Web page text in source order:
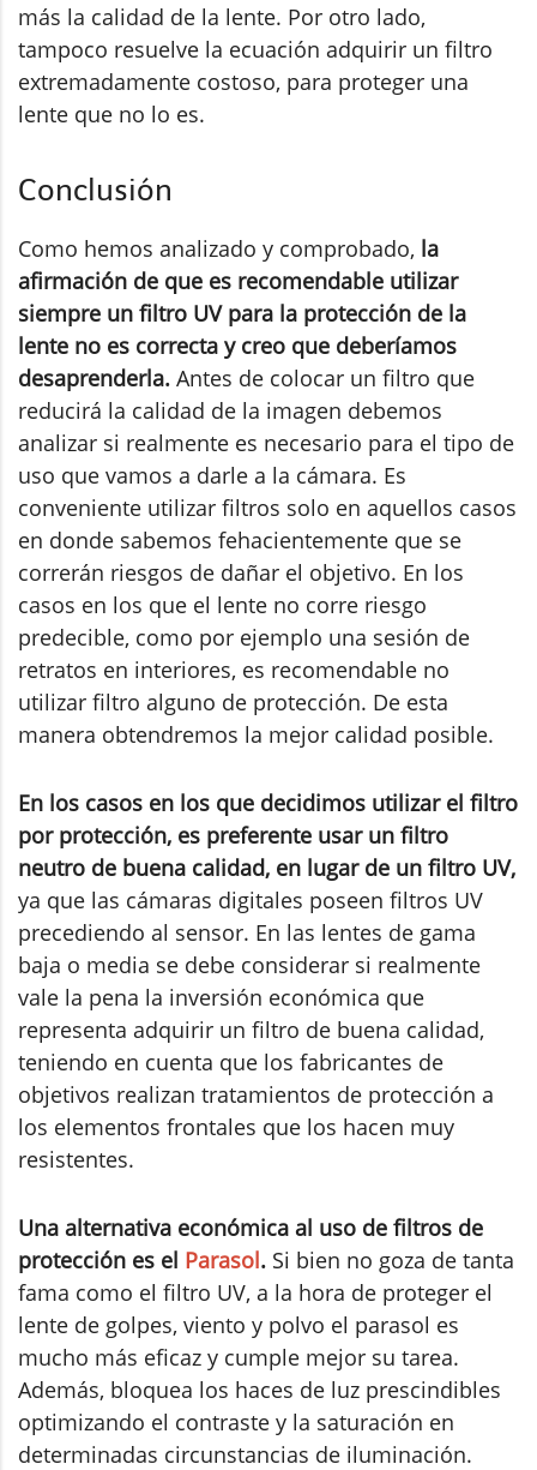
más la calidad de la lente. Por otro lado,
tampoco resuelve la ecuación adquirir un filtro
extremadamente costoso, para proteger una
lente que no lo es.
Conclusión
Como hemos analizado y comprobado, la
afirmación de que es recomendable utilizar
siempre un filtro UV para la protección de la
lente no es correcta y creo que deberíamos
desaprenderla. Antes de colocar un filtro que
reducirá la calidad de la imagen debemos
analizar si realmente es necesario para el tipo de
uso que vamos a darle a la cámara. Es
conveniente utilizar filtros solo en aquellos casos
en donde sabemos fehacientemente que se
correrán riesgos de dañar el objetivo. En los
casos en los que el lente no corre riesgo
predecible, como por ejemplo una sesión de
retratos en interiores, es recomendable no
utilizar filtro alguno de protección. De esta
manera obtendremos la mejor calidad posible.
En los casos en los que decidimos utilizar el filtro
por protección, es preferente usar un filtro
neutro de buena calidad, en lugar de un filtro UV,
ya que las cámaras digitales poseen filtros UV
precediendo al sensor. En las lentes de gama
baja o media se debe considerar si realmente
vale la pena la inversión económica que
representa adquirir un filtro de buena calidad,
teniendo en cuenta que los fabricantes de
objetivos realizan tratamientos de protección a
los elementos frontales que los hacen muy
resistentes.
Una alternativa económica al uso de filtros de
protección es el Parasol. Si bien no goza de tanta
fama como el filtro UV, a la hora de proteger el
lente de golpes, viento y polvo el parasol es
mucho más eficaz y cumple mejor su tarea.
Además, bloquea los haces de luz prescindibles
optimizando el contraste y la saturación en
determinadas circunstancias de iluminación.